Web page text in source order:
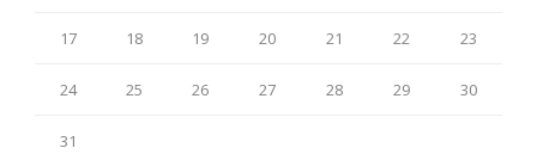
17 18 19 20 21 22 23
24 25 26 27 28 29 30
31